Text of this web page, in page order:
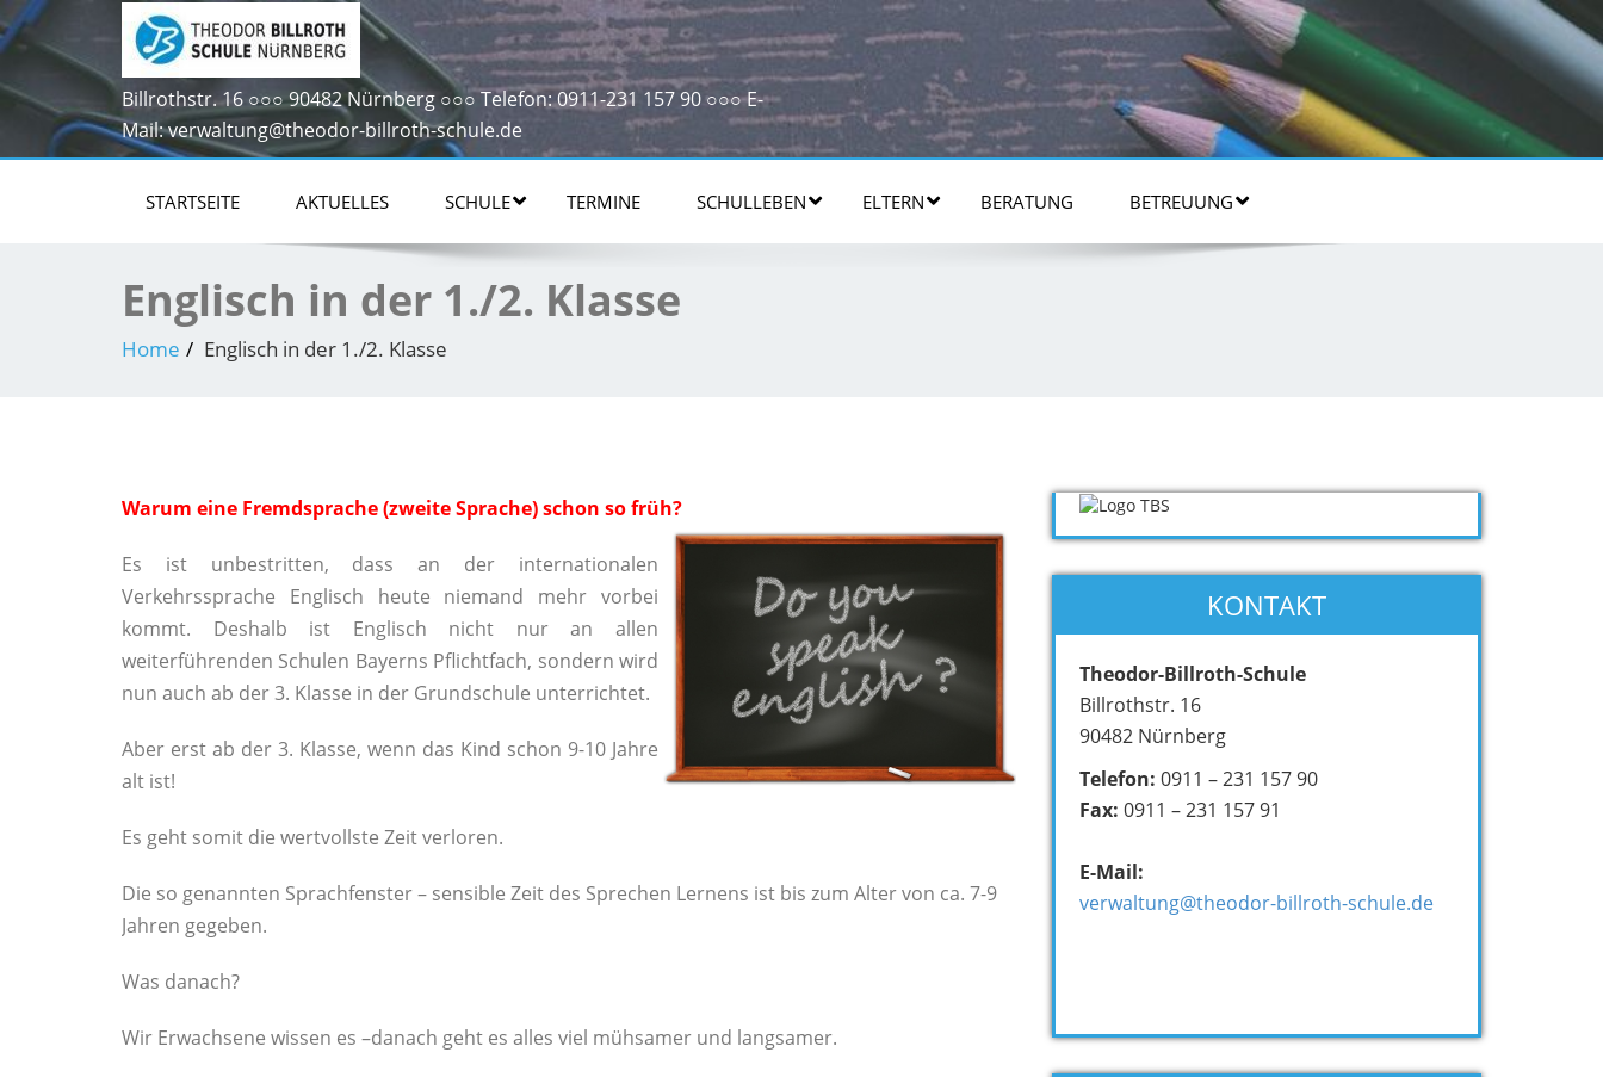
Billrothstr. 16 ○○○ 90482 Nürnberg ○○○ Telefon: 0911-231 157 90 ○○○ E-
Mail: verwaltung@theodor-billroth-schule.de
STARTSEITE AKTUELLES SCHULE TERMINE SCHULLEBEN ELTERN BERATUNG BETREUUNG
Englisch in der 1./2. Klasse
Home Englisch in der 1./2. Klasse
Warum eine Fremdsprache (zweite Sprache) schon so früh?
Es ist unbestritten, dass an der internationalen
Verkehrssprache Englisch heute niemand mehr vorbei
kommt. Deshalb ist Englisch nicht nur an allen
weiterführenden Schulen Bayerns Pflichtfach, sondern wird
nun auch ab der 3. Klasse in der Grundschule unterrichtet.
Aber erst ab der 3. Klasse, wenn das Kind schon 9-10 Jahre
alt ist!
Es geht somit die wertvollste Zeit verloren.
Die so genannten Sprachfenster – sensible Zeit des Sprechen Lernens ist bis zum Alter von ca. 7-9
Jahren gegeben.
Was danach?
Wir Erwachsene wissen es –danach geht es alles viel mühsamer und langsamer.
KONTAKT
Theodor-Billroth-Schule
Billrothstr. 16
90482 Nürnberg
Telefon: 0911 – 231 157 90
Fax: 0911 – 231 157 91
E-Mail:
verwaltung@theodor-billroth-schule.de